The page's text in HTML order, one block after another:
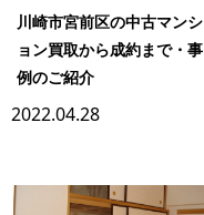
川崎市宮前区の中古マンシ
ョン買取から成約まで・事
例のご紹介
2022.04.28